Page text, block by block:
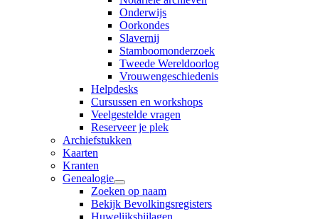
Onderwijs
Oorkondes
Slavernij
Stamboomonderzoek
Tweede Wereldoorlog
Vrouwengeschiedenis
Helpdesks
Cursussen en workshops
Veelgestelde vragen
Reserveer je plek
Archiefstukken
Kaarten
Kranten
Genealogie
Zoeken op naam
Bekijk Bevolkingsregisters
Huwelijksbijlagen